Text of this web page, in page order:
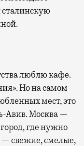
люблю кафе.
Но на самом
мест, это
Авив. Москва —
где нужно
— свежие, смелые,